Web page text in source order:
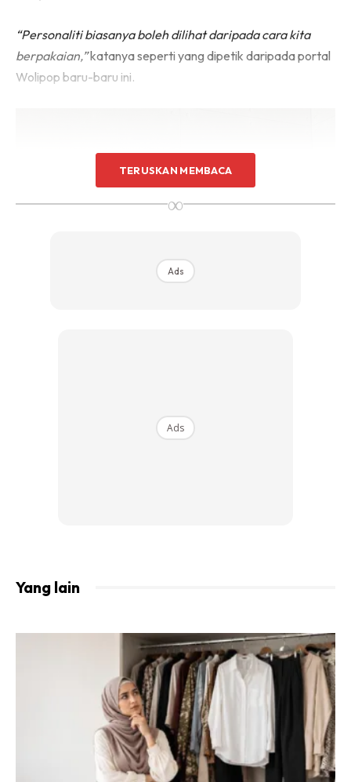
“Personaliti biasanya boleh dilihat daripada cara kita
berpakaian,”katanya seperti yang dipetik daripada portal
Wolipop baru-baru ini.
menjadikan fesyen sebagai panduan dalam penampilannya
Ads
TERUSKAN MEMBACA
∞
Ads
Ads
Yang lain